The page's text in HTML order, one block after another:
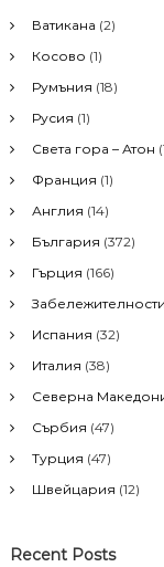
f
o
r
Ватикана (2)
Косово (1)
Румъния (18)
Русия (1)
Света гора – Атон
Франция (1)
Англия (14)
България (372)
Гърция (166)
Забележителности
Испания (32)
Италия (38)
Северна
Сърбия (47)
Турция (47)
Швейцария (12)
Recent Posts